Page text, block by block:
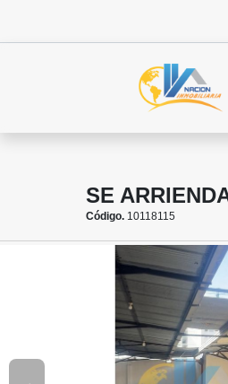
SE
Código. 10118115